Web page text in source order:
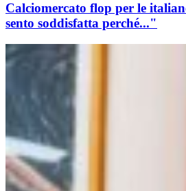
Calciomercato flop per le
sento soddisfatta perché..."